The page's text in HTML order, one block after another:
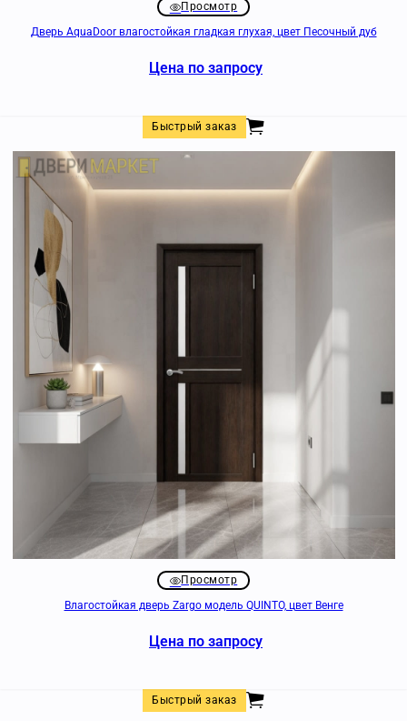
Просмотр
Дверь AquaDoor влагостойкая гладкая глухая, цвет Песочный дуб
Цена по запросу
Быстрый заказ
Просмотр
Влагостойкая дверь Zargo модель QUINTO, цвет Венге
Цена по запросу
Быстрый заказ